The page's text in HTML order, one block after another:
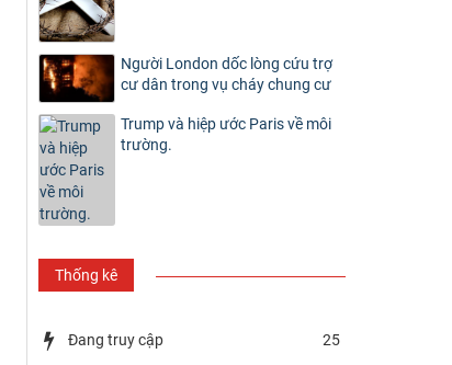
Người London dốc lòng cứu trợ
cư dân trong vụ cháy chung cư
Trump và hiệp ước Paris về môi
trường.
Thống kê
Đang truy cập 25